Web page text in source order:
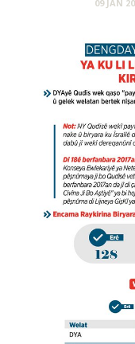
09 JAN